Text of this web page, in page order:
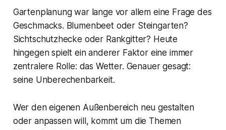
Gartenplanung war lange vor allem eine Frage des
Geschmacks. Blumenbeet oder Steingarten?
Sichtschutzhecke oder Rankgitter? Heute
hingegen spielt ein anderer Faktor eine immer
zentralere Rolle: das Wetter. Genauer gesagt:
seine Unberechenbarkeit.
Wer den eigenen Außenbereich neu gestalten
oder anpassen will, kommt um die Themen